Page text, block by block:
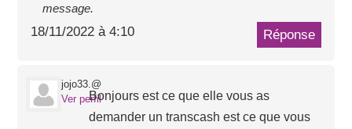
message.
18/11/2022 à 4:10 Réponse
jojo33.@
Ver perfilBonjours est ce que elle vous as
demander un transcash est ce que vous